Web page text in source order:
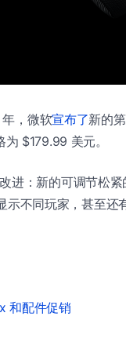
，微软宣布了新的
$179.99 美元。
进：新的可调节松
不同玩家，甚至还
和配件促销